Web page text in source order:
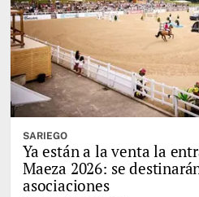
SARIEGO
Ya están a la venta la
Maeza 2026: se
asociaciones